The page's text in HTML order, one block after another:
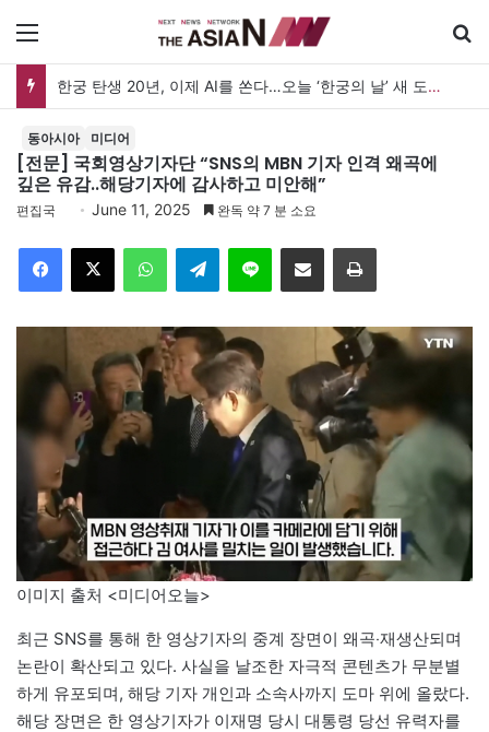
메뉴
한궁 탄생 20년, 이제 AI를 쏜다…오늘 ‘한궁의 날’ 새 도약 선언
동아시아 미디어
[전문] 국회영상기자단 “SNS의 MBN 기자 인격 왜곡에
깊은 유감..해당기자에 감사하고 미안해”
편집국 June 11, 2025 완독 약 7 분 소요
Facebook
X WhatsAppTelegramLine 이메일 인쇄
이미지 출처 <미디어오늘>
최근 SNS를 통해 한 영상기자의 중계 장면이 왜곡‧재생산되며
논란이 확산되고 있다. 사실을 날조한 자극적 콘텐츠가 무분별
하게 유포되며, 해당 기자 개인과 소속사까지 도마 위에 올랐다.
해당 장면은 한 영상기자가 이재명 당시 대통령 당선 유력자를